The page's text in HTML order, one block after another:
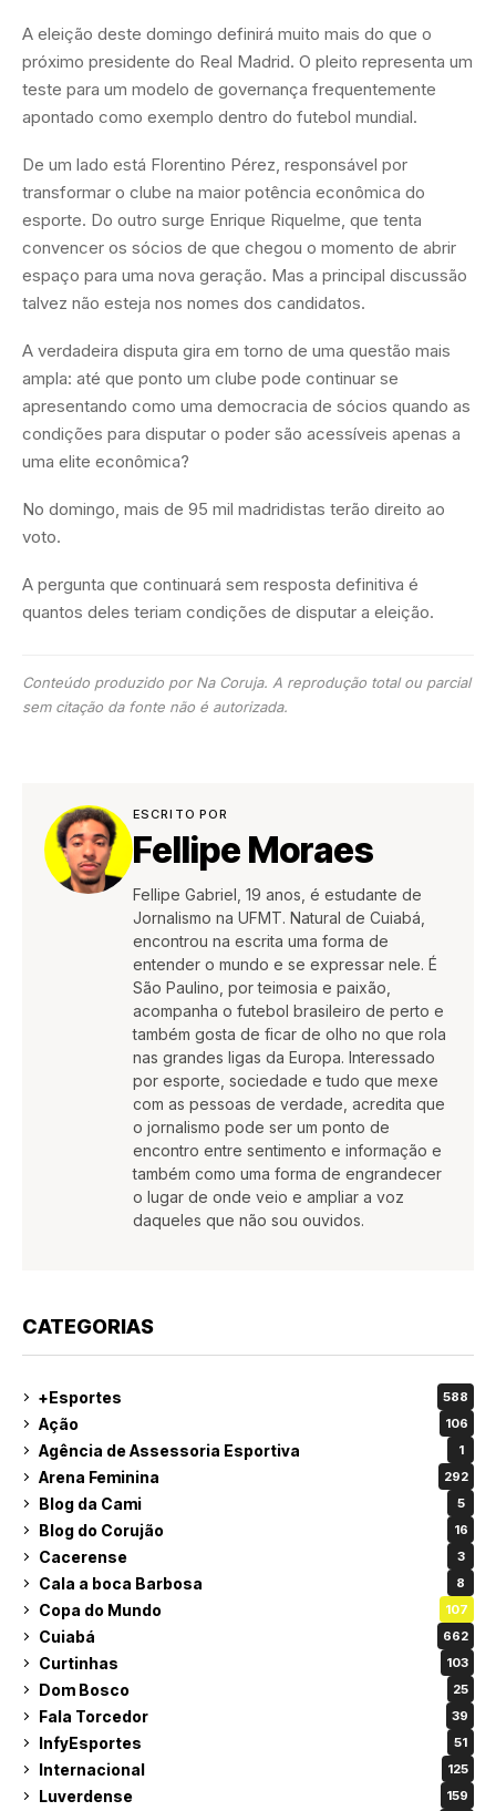
A eleição deste domingo definirá muito mais do que o
próximo presidente do Real Madrid. O pleito representa um
teste para um modelo de governança frequentemente
apontado como exemplo dentro do futebol mundial.
De um lado está Florentino Pérez, responsável por
transformar o clube na maior potência econômica do
esporte. Do outro surge Enrique Riquelme, que tenta
convencer os sócios de que chegou o momento de abrir
espaço para uma nova geração. Mas a principal discussão
talvez não esteja nos nomes dos candidatos.
A verdadeira disputa gira em torno de uma questão mais
ampla: até que ponto um clube pode continuar se
apresentando como uma democracia de sócios quando as
condições para disputar o poder são acessíveis apenas a
uma elite econômica?
No domingo, mais de 95 mil madridistas terão direito ao
voto.
A pergunta que continuará sem resposta definitiva é
quantos deles teriam condições de disputar a eleição.
Conteúdo produzido por Na Coruja. A reprodução total ou parcial
sem citação da fonte não é autorizada.
ESCRITO POR
Fellipe Moraes
Fellipe Gabriel, 19 anos, é estudante de
Jornalismo na UFMT. Natural de Cuiabá,
encontrou na escrita uma forma de
entender o mundo e se expressar nele. É
São Paulino, por teimosia e paixão,
acompanha o futebol brasileiro de perto e
também gosta de ficar de olho no que rola
nas grandes ligas da Europa. Interessado
por esporte, sociedade e tudo que mexe
com as pessoas de verdade, acredita que
o jornalismo pode ser um ponto de
encontro entre sentimento e informação e
também como uma forma de engrandecer
o lugar de onde veio e ampliar a voz
daqueles que não sou ouvidos.
CATEGORIAS
+Esportes 588
Ação 106
Agência de Assessoria Esportiva 1
Arena Feminina 292
Blog da Cami 5
Blog do Corujão 16
Cacerense 3
Cala a boca Barbosa 8
Copa do Mundo 107
Cuiabá 662
Curtinhas 103
Dom Bosco 25
Fala Torcedor 39
InfyEsportes 51
Internacional 125
Luverdense 159